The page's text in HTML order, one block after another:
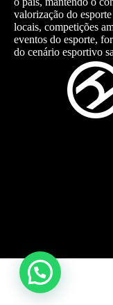
valorização do
locais, competições
eventos do esporte,
do cenário esportivo